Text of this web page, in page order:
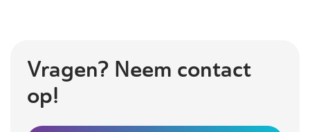
Vragen? Neem contact
op!